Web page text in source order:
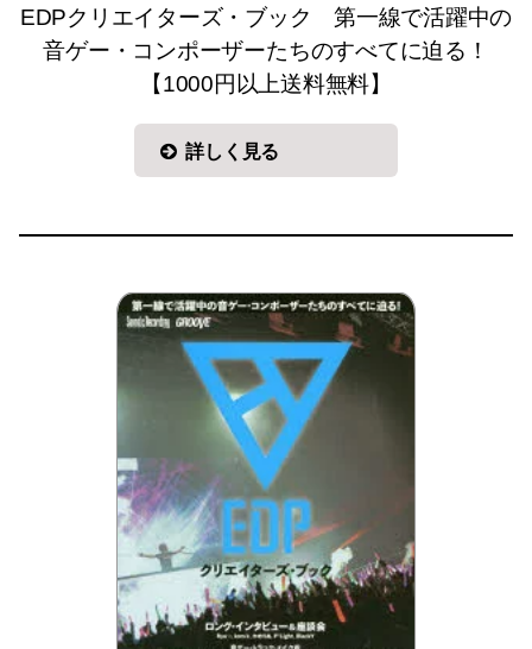
EDPクリエイターズ・ブック 第一線で活躍中の
音ゲー・コンポーザーたちのすべてに迫る！
【1000円以上送料無料】
詳しく見る